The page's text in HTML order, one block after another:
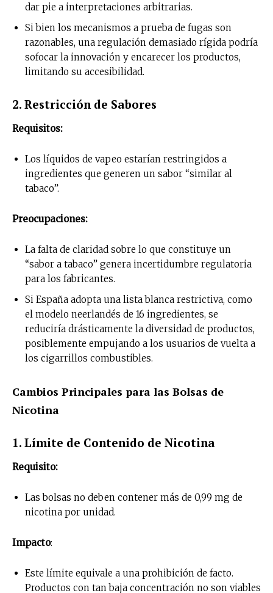
dar pie a interpretaciones arbitrarias.
Si bien los mecanismos a prueba de fugas son
razonables, una regulación demasiado rígida podría
sofocar la innovación y encarecer los productos,
limitando su accesibilidad.
2. Restricción de Sabores
Requisitos:
Los líquidos de vapeo estarían restringidos a
ingredientes que generen un sabor “similar al
tabaco”.
Preocupaciones:
La falta de claridad sobre lo que constituye un
“sabor a tabaco” genera incertidumbre regulatoria
para los fabricantes.
Si España adopta una lista blanca restrictiva, como
el modelo neerlandés de 16 ingredientes, se
reduciría drásticamente la diversidad de productos,
posiblemente empujando a los usuarios de vuelta a
los cigarrillos combustibles.
Cambios Principales para las Bolsas de
Nicotina
1. Límite de Contenido de Nicotina
Requisito:
Las bolsas no deben contener más de 0,99 mg de
nicotina por unidad.
Impacto:
Este límite equivale a una prohibición de facto.
Productos con tan baja concentración no son viables